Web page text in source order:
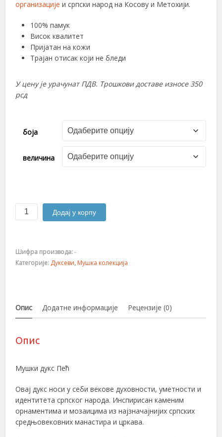
организацијеи српски народ на Косову и Метохији.
100% памук
Висок квалитет
Пријатан на кожи
Трајан отисак који не бледи
У цену је урачунат ПДВ. Трошкови доставе износе 350
рсд
боја
величина
Пећ
количина
Додај у корпу
Шифра производа:-
Категорије: Дуксеви, Мушка колекција
Опис Додатне информације Рецензије (0)
Опис
Мушки дукс Пeћ
Овај дукс носи у себи векове духовности, уметности и
идентитета српског народа. Инспирисан каменим
орнаментима и мозаицима из најзначајнијих српских
средњовековних манастира и цркава.